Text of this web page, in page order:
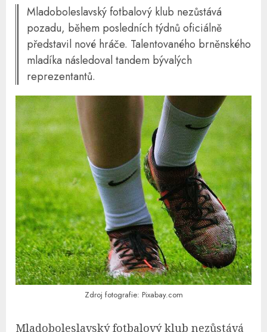
Mladoboleslavský fotbalový klub nezůstává
pozadu, během posledních týdnů oficiálně
představil nové hráče. Talentovaného brněnského
mladíka následoval tandem bývalých
reprezentantů.
Zdroj fotografie: Pixabay.com
Mladoboleslavský fotbalový klub nezůstává